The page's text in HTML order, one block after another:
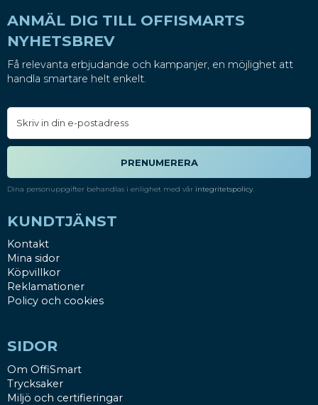
ANMÄL DIG TILL OFFISMARTS
NYHETSBREV
Få relevanta erbjudande och kampanjer, en möjlighet att
handla smartare helt enkelt.
PRENUMERERA
Dina personuppgifter behandlas i enlighet med vår integritetspolicy.
KUNDTJÄNST
Kontakt
Mina sidor
Köpvillkor
Reklamationer
Policy och cookies
SIDOR
Om OffiSmart
Trycksaker
Miljö och certifieringar